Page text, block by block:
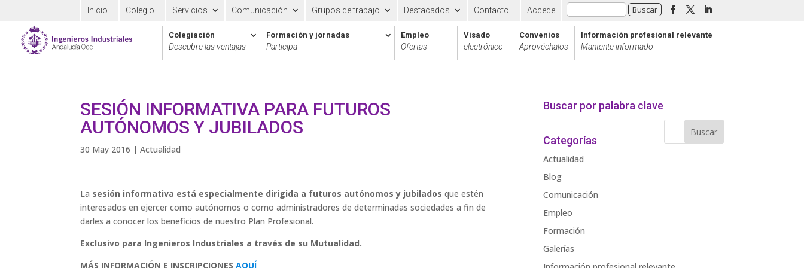
Inicio Colegio Servicios Comunicación Grupos de trabajo Destacados Contacto Accede
Colegiación
Descubre las ventajas
Formación y jornadas
Participa
Empleo
Ofertas
Visado
electrónico
Convenios
Aprovéchalos
Información profesional relevante
Mantente informado
SESIÓN INFORMATIVA PARA FUTUROS
AUTÓNOMOS Y JUBILADOS
30 May 2016 |Actualidad
La sesión informativa está especialmente dirigida a futuros autónomos y jubiladosque estén
interesados en ejercer como autónomos o como administradores de determinadas sociedades a fin de
darles a conocer los beneficios de nuestro Plan Profesional.
Exclusivo para Ingenieros Industriales a través de su Mutualidad.
MÁS INFORMACIÓN E INSCRIPCIONESAQUÍ
Buscar por palabra clave
Categorías
Actualidad
Blog
Comunicación
Empleo
Formación
Galerías